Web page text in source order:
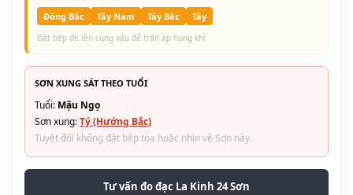
Đông Bắc
Tây Nam Tây Bắc Tây
Đặt bếp đè lên cung xấu để trấn áp hung khí.
SƠN XUNG SÁT THEO TUỔI
Tuổi: Mậu Ngọ
Sơn xung:Tý (Hướng Bắc)
Tuyệt đối không đặt bếp tọa hoặc nhìn về Sơn này.
Tư vấn đo đạc La Kinh 24 Sơn